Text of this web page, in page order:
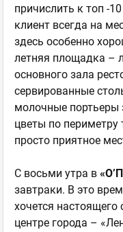
причислить к топ -
клиент всегда на
здесь особенно
летняя площадка –
основного зала
сервированные
молочные
цветы по периметру
просто приятное
С восьми утра в
завтраки. В это
хочется
центре города –